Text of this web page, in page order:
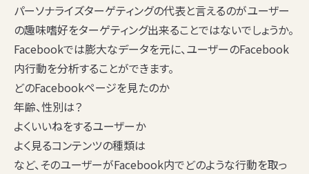
パーソナライズターゲティングの代表と言えるのがユーザー
の趣味嗜好をターゲティング出来ることではないでしょうか。
Facebookでは膨大なデータを元に、ユーザーのFacebook
内行動を分析することができます。
どのFacebookページを見たのか
年齢、性別は？
よくいいねをするユーザーか
よく見るコンテンツの種類は
など、そのユーザーがFacebook内でどのような行動を取っ